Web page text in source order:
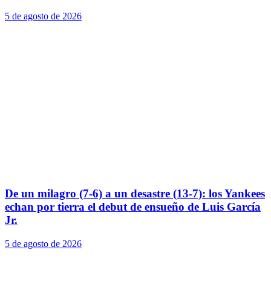
5 de agosto de 2026
De un milagro (7-6) a un desastre (13-7): los Yankees
echan por tierra el debut de ensueño de Luis García
Jr.
5 de agosto de 2026